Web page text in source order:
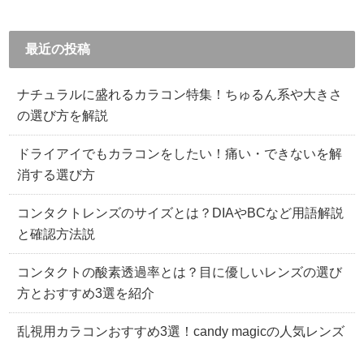
最近の投稿
ナチュラルに盛れるカラコン特集！ちゅるん系や大きさ
の選び方を解説
ドライアイでもカラコンをしたい！痛い・できないを解
消する選び方
コンタクトレンズのサイズとは？DIAやBCなど用語解説
と確認方法説
コンタクトの酸素透過率とは？目に優しいレンズの選び
方とおすすめ3選を紹介
乱視用カラコンおすすめ3選！candy magicの人気レンズ